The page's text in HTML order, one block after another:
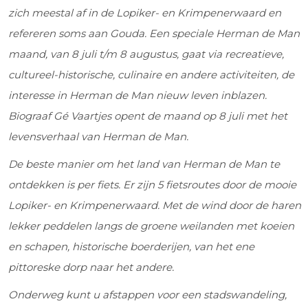
zich meestal af in de Lopiker- en Krimpenerwaard en
refereren soms aan Gouda. Een speciale Herman de Man
maand, van 8 juli t/m 8 augustus, gaat via recreatieve,
cultureel-historische, culinaire en andere activiteiten, de
interesse in Herman de Man nieuw leven inblazen.
Biograaf Gé Vaartjes opent de maand op 8 juli met het
levensverhaal van Herman de Man.
De beste manier om het land van Herman de Man te
ontdekken is per fiets. Er zijn 5 fietsroutes door de mooie
Lopiker- en Krimpenerwaard. Met de wind door de haren
lekker peddelen langs de groene weilanden met koeien
en schapen, historische boerderijen, van het ene
pittoreske dorp naar het andere.
Onderweg kunt u afstappen voor een stadswandeling,